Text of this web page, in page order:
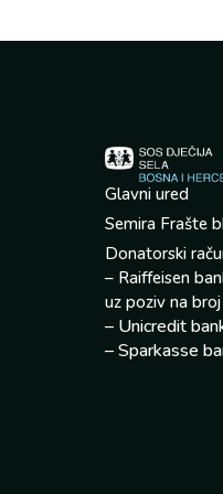
Glavni ured
Semira Frašte
Donatorski
– Raiffeisen
uz poziv na
– Unicredit
– Sparkasse